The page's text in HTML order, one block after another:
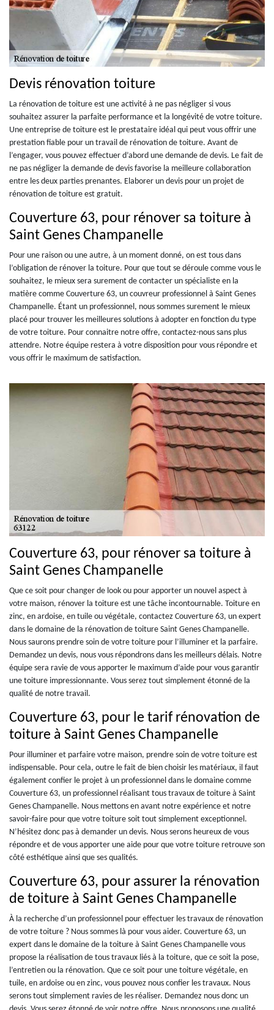
Devis rénovation toiture
La rénovation de toiture est une activité à ne pas négliger si vous
souhaitez assurer la parfaite performance et la longévité de votre toiture.
Une entreprise de toiture est le prestataire idéal qui peut vous offrir une
prestation fiable pour un travail de rénovation de toiture. Avant de
l’engager, vous pouvez effectuer d’abord une demande de devis. Le fait de
ne pas négliger la demande de devis favorise la meilleure collaboration
entre les deux parties prenantes. Elaborer un devis pour un projet de
rénovation de toiture est gratuit.
Couverture 63, pour rénover sa toiture à
Saint Genes Champanelle
Pour une raison ou une autre, à un moment donné, on est tous dans
l’obligation de rénover la toiture. Pour que tout se déroule comme vous le
souhaitez, le mieux sera surement de contacter un spécialiste en la
matière comme Couverture 63, un couvreur professionnel à Saint Genes
Champanelle. Étant un professionnel, nous sommes surement le mieux
placé pour trouver les meilleures solutions à adopter en fonction du type
de votre toiture. Pour connaitre notre offre, contactez-nous sans plus
attendre. Notre équipe restera à votre disposition pour vous répondre et
vous offrir le maximum de satisfaction.
Couverture 63, pour rénover sa toiture à
Saint Genes Champanelle
Que ce soit pour changer de look ou pour apporter un nouvel aspect à
votre maison, rénover la toiture est une tâche incontournable. Toiture en
zinc, en ardoise, en tuile ou végétale, contactez Couverture 63, un expert
dans le domaine de la rénovation de toiture Saint Genes Champanelle.
Nous saurons prendre soin de votre toiture pour l’illuminer et la parfaire.
Demandez un devis, nous vous répondrons dans les meilleurs délais. Notre
équipe sera ravie de vous apporter le maximum d’aide pour vous garantir
une toiture impressionnante. Vous serez tout simplement étonné de la
qualité de notre travail.
Couverture 63, pour le tarif rénovation de
toiture à Saint Genes Champanelle
Pour illuminer et parfaire votre maison, prendre soin de votre toiture est
indispensable. Pour cela, outre le fait de bien choisir les matériaux, il faut
également confier le projet à un professionnel dans le domaine comme
Couverture 63, un professionnel réalisant tous travaux de toiture à Saint
Genes Champanelle. Nous mettons en avant notre expérience et notre
savoir-faire pour que votre toiture soit tout simplement exceptionnel.
N’hésitez donc pas à demander un devis. Nous serons heureux de vous
répondre et de vous apporter une aide pour que votre toiture retrouve son
côté esthétique ainsi que ses qualités.
Couverture 63, pour assurer la rénovation
de toiture à Saint Genes Champanelle
À la recherche d’un professionnel pour effectuer les travaux de rénovation
de votre toiture ? Nous sommes là pour vous aider. Couverture 63, un
expert dans le domaine de la toiture à Saint Genes Champanelle vous
propose la réalisation de tous travaux liés à la toiture, que ce soit la pose,
l’entretien ou la rénovation. Que ce soit pour une toiture végétale, en
tuile, en ardoise ou en zinc, vous pouvez nous confier les travaux. Nous
serons tout simplement ravies de les réaliser. Demandez nous donc un